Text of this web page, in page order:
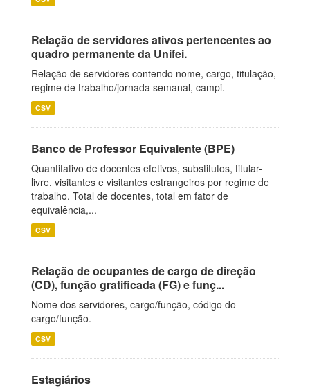
Relação de servidores ativos pertencentes ao
quadro permanente da Unifei.
Relação de servidores contendo nome, cargo, titulação,
regime de trabalho/jornada semanal, campi.
CSV
Banco de Professor Equivalente (BPE)
Quantitativo de docentes efetivos, substitutos, titular-
livre, visitantes e visitantes estrangeiros por regime de
trabalho. Total de docentes, total em fator de
equivalência,...
CSV
Relação de ocupantes de cargo de direção
(CD), função gratificada (FG) e funç...
Nome dos servidores, cargo/função, código do
cargo/função.
CSV
Estagiários